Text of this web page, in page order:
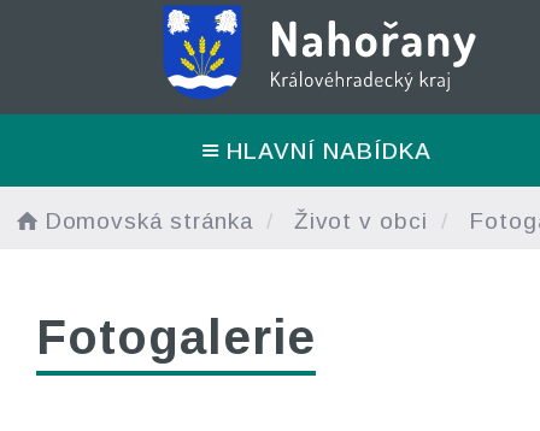
HLAVNÍ NABÍDKA
Domovská stránka Život v obci
Fotogalerie